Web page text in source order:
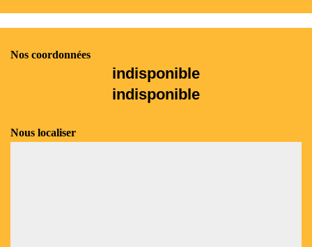
Nos coordonnées
indisponible
indisponible
Nous localiser